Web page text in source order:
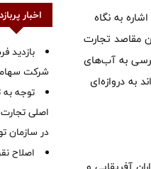
به نگاه
مقاصد تجارت
به آب‌های
به دروازه‌ای
اخبار
بازدید
شرکت
توجه
اصلی
در سازمان
اصلاح